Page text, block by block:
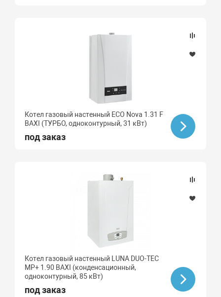
Котел газовый настенный ECO Nova 1.31 F
BAXI (ТУРБО, одноконтурный, 31 кВт)
под заказ
Котел газовый настенный LUNA DUO-TEC
MP+ 1.90 BAXI (конденсационный,
одноконтурный, 85 кВт)
под заказ